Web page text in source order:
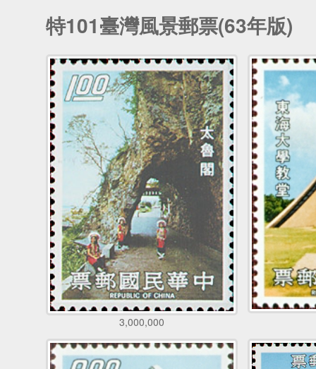
特101臺灣風景郵票(63年版)
3,000,000